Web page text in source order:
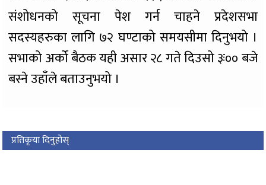
संशोधनको सूचना पेश गर्न चाहने प्रदेशसभा
सदस्यहरुका लागि ७२ घण्टाको समयसीमा दिनुभयो ।
सभाको अर्को बैठक यही असार २८ गते दिउसो ३ः०० बजे
बस्ने उहाँले बताउनुभयो ।
प्रतिकृया दिनुहोस्